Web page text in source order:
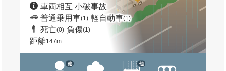
車両相互 小破事故
普通乗用車(1) 軽自動車(1)
死亡(0) 負傷(1)
距離147m
他 他